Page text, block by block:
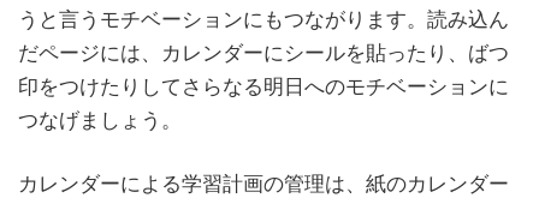
うと言うモチベーションにもつながります。読み込ん
だページには、カレンダーにシールを貼ったり、ばつ
印をつけたりしてさらなる明日へのモチベーションに
つなげましょう。
カレンダーによる学習計画の管理は、紙のカレンダー